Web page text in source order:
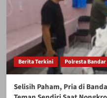
Berita Terkini Polresta
Selisih Paham, Pria di